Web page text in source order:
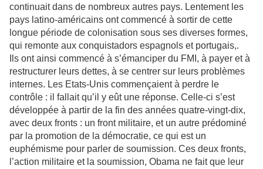
continuait dans de nombreux autres pays. Lentement les
pays latino-américains ont commencé à sortir de cette
longue période de colonisation sous ses diverses formes,
qui remonte aux conquistadors espagnols et portugais,.
Ils ont ainsi commencé à s’émanciper du FMI, à payer et à
restructurer leurs dettes, à se centrer sur leurs problèmes
internes. Les Etats-Unis commençaient à perdre le
contrôle : il fallait qu’il y eût une réponse. Celle-ci s’est
développée à partir de la fin des années quatre-vingt-dix,
avec deux fronts : un front militaire, et un autre prédominé
par la promotion de la démocratie, ce qui est un
euphémisme pour parler de soumission. Ces deux fronts,
l’action militaire et la soumission, Obama ne fait que leur